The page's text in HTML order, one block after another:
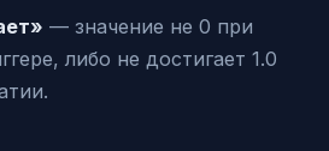
— значение не 0 при
либо не достигает 1.0